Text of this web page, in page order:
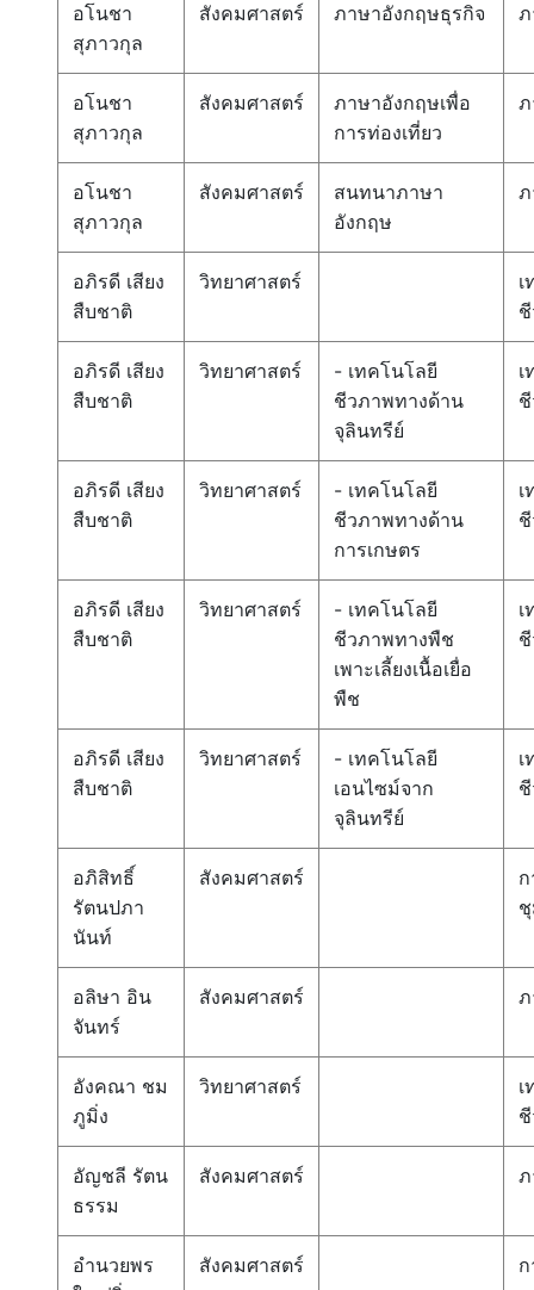
อโนชา
สุภาวกุล
สังคมศาสตร์ ภาษาอังกฤษธุรกิจ
อโนชา
สุภาวกุล
สังคมศาสตร์
ภาษาอังกฤษเพื่อ
การท่องเที่ยว
อโนชา
สุภาวกุล
สังคมศาสตร์
สนทนาภาษา
อังกฤษ
อภิรดี เสียง
สืบชาติ
วิทยาศาสตร์
อภิรดี เสียง
สืบชาติ
วิทยาศาสตร์
- เทคโนโลยี
ชีวภาพทางด้าน
จุลินทรีย์
อภิรดี เสียง
สืบชาติ
วิทยาศาสตร์
- เทคโนโลยี
ชีวภาพทางด้าน
การเกษตร
อภิรดี เสียง
สืบชาติ
วิทยาศาสตร์
- เทคโนโลยี
ชีวภาพทางพืช
เพาะเลี้ยงเนื้อเยื่อ
พืช
อภิรดี เสียง
สืบชาติ
วิทยาศาสตร์
- เทคโนโลยี
เอนไซม์จาก
จุลินทรีย์
อภิสิทธิ์
รัตนปภา
นันท์
สังคมศาสตร์
อลิษา อิน
จันทร์
สังคมศาสตร์
อังคณา ชม
ภูมิ่ง
วิทยาศาสตร์
อัญชลี รัตน
ธรรม
สังคมศาสตร์ ภ
อำนวยพร
สังคมศาสตร์